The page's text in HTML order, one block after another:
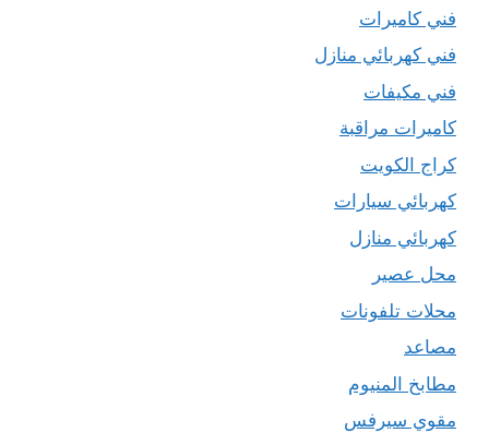
فني كاميرات
فني كهربائي منازل
فني مكيفات
كاميرات مراقبة
كراج الكويت
كهربائي سيارات
كهربائي منازل
محل عصير
محلات تلفونات
مصاعد
مطابخ المنيوم
مقوي سيرفس